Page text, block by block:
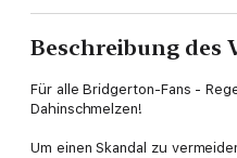
Beschreibung des
Für alle Bridgerton-Fans -
Dahinschmelzen!
Um einen Skandal zu